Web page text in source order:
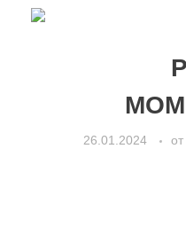
26.01.2024 от